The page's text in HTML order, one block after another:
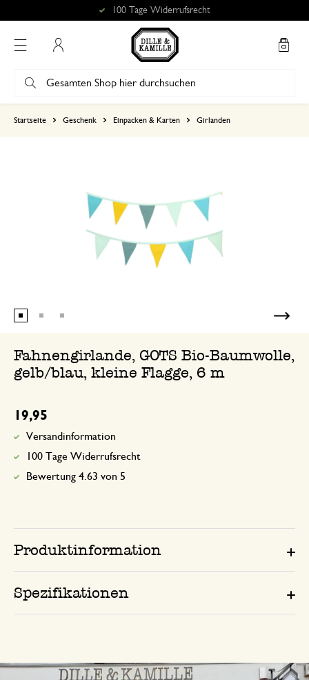
100 Tage Widerrufsrecht
Startseite Geschenk Einpacken & Karten Girlanden
Fahnengirlande, GOTS Bio-Baumwolle,
gelb/blau, kleine Flagge, 6 m
19,95
Versandinformation
100 Tage Widerrufsrecht
Bewertung 4.63 von 5
Produktinformation
Spezifikationen